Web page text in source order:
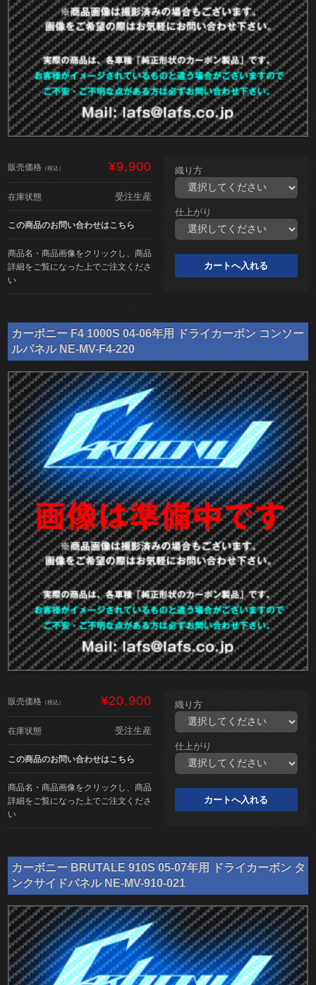
販売価格 （税込） ¥9,900
在庫状態 受注生産
この商品のお問い合わせはこちら
商品名・商品画像をクリックし、商品
詳細をご覧になった上でご注文くださ
い
織り方
仕上がり
カーボニー F4 1000S 04-06年用 ドライカーボン コンソー
ルパネル NE-MV-F4-220
販売価格 （税込） ¥20,900
在庫状態 受注生産
この商品のお問い合わせはこちら
商品名・商品画像をクリックし、商品
詳細をご覧になった上でご注文くださ
い
織り方
仕上がり
カーボニー BRUTALE 910S 05-07年用 ドライカーボン タ
ンクサイドパネル NE-MV-910-021